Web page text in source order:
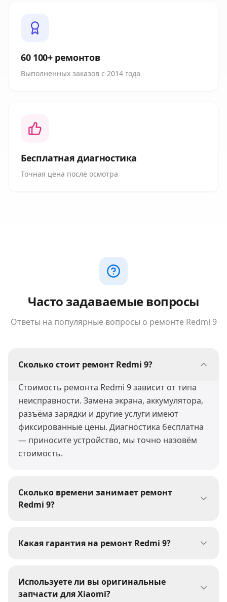
60 100+ ремонтов
Выполненных заказов с 2014 года
Бесплатная диагностика
Точная цена после осмотра
Часто задаваемые вопросы
Ответы на популярные вопросы о ремонте Redmi 9
Сколько стоит ремонт Redmi 9?
Стоимость ремонта Redmi 9 зависит от типа
неисправности. Замена экрана, аккумулятора,
разъёма зарядки и другие услуги имеют
фиксированные цены. Диагностика бесплатна
— приносите устройство, мы точно назовём
стоимость.
Сколько времени занимает ремонт
Redmi 9?
выполняем за 30-60 минут. Сложные работы
сообщит точные сроки.
Какая гарантия на ремонт Redmi 9?
гарантию 1 год. Гарантия распространяется на
выполненные работы и установленные
Используете ли вы оригинальные
запчасти для Xiaomi?